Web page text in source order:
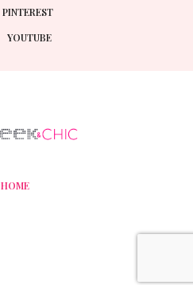
PINTEREST
YOUTUBE
HOME